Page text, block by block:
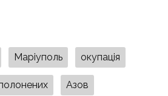
Маріуполь окупація
Азов